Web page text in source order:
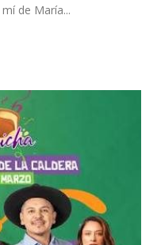
de María...